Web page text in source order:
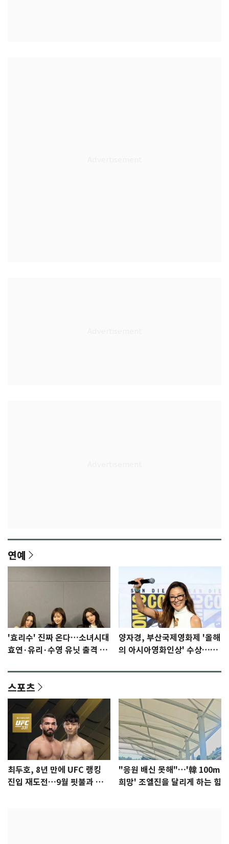
연예
'효리수' 진짜 온다…소녀시대
효연·유리·수영 유닛 출격 [N
양자경, 부산국제영화제 '올해
의 아시아영화인상' 수상…15
스포츠
최두호, 8년 만에 UFC 랭킹
진입 재도전…9월 핏불과 대
"응원 배신 못해"…'韓 100m
희망' 조엘진을 달리게 하는 힘